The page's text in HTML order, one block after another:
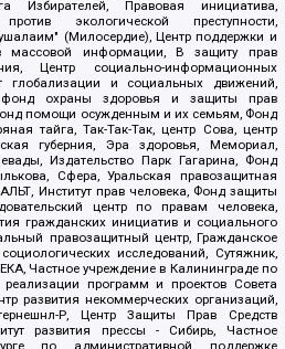
Избирателей, Правовая инициатива,
экологической преступности,
(Милосердие), Центр поддержки и
массовой информации, В защиту прав
Центр социально-информационных
глобализации и социальных движений,
фонд охраны здоровья и защиты прав
помощи осужденным и их семьям, Фонд
тайга, Так-Так-Так, центр Сова, центр
губерния, Эра здоровья, Мемориал,
Издательство Парк Гагарина, Фонд
Сфера, Уральская правозащитная
Институт прав человека, Фонд защиты
центр по правам человека,
гражданских инициатив и социального
правозащитный центр, Гражданское
исследований, Сутяжник,
Частное учреждение в Калининграде по
программ и проектов Совета
развития некоммерческих организаций,
Р, Центр Защиты Прав Средств
развития прессы - Сибирь, Частное